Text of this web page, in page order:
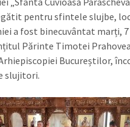
pentru sfintele slujbe,
a fost binecuvântat marți, 7
Părinte Timotei
Bucureștilor,
slujitori.